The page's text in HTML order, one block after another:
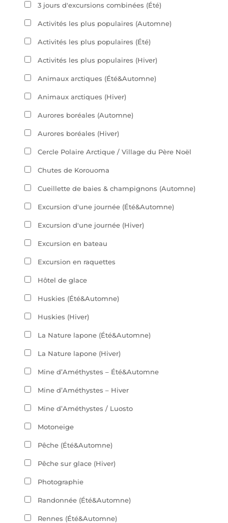
3 jours d'excursions combinées (Été)
Activités les plus populaires (Automne)
Activités les plus populaires (Été)
Activités les plus populaires (Hiver)
Animaux arctiques (Été&Automne)
Animaux arctiques (Hiver)
Aurores boréales (Automne)
Aurores boréales (Hiver)
Cercle Polaire Arctique / Village du Père Noël
Chutes de Korouoma
Cueillette de baies & champignons (Automne)
Excursion d'une journée (Été&Automne)
Excursion d'une journée (Hiver)
Excursion en bateau
Excursion en raquettes
Hôtel de glace
Huskies (Été&Automne)
Huskies (Hiver)
La Nature lapone (Été&Automne)
La Nature lapone (Hiver)
Mine d’Améthystes – Été&Automne
Mine d’Améthystes – Hiver
Mine d’Améthystes / Luosto
Motoneige
Pêche (Été&Automne)
Pêche sur glace (Hiver)
Photographie
Randonnée (Été&Automne)
Rennes (Été&Automne)